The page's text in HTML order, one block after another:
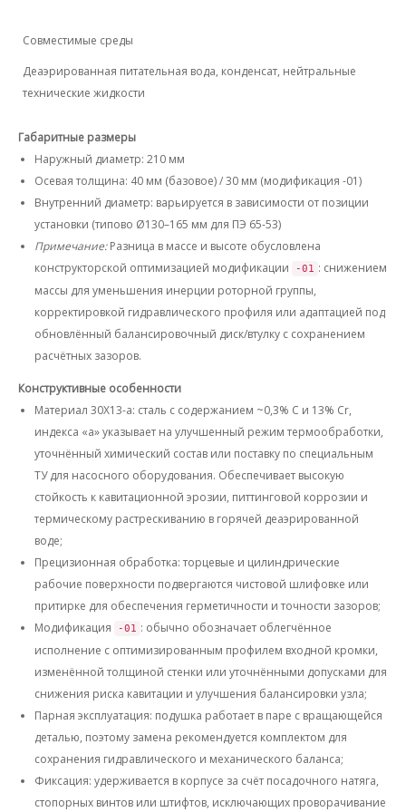
Совместимые среды
Деаэрированная питательная вода, конденсат, нейтральные
технические жидкости
Габаритные размеры
Наружный диаметр: 210 мм
Осевая толщина: 40 мм (базовое) / 30 мм (модификация -01)
Внутренний диаметр: варьируется в зависимости от позиции
установки (типово Ø130–165 мм для ПЭ 65-53)
Примечание:Разница в массе и высоте обусловлена
конструкторской оптимизацией модификации
-01 : снижением
массы для уменьшения инерции роторной группы,
корректировкой гидравлического профиля или адаптацией под
обновлённый балансировочный диск/втулку с сохранением
расчётных зазоров.
Конструктивные особенности
Материал 30Х13-а: сталь с содержанием ~0,3% С и 13% Cr,
индекса «а» указывает на улучшенный режим термообработки,
уточнённый химический состав или поставку по специальным
ТУ для насосного оборудования. Обеспечивает высокую
стойкость к кавитационной эрозии, питтинговой коррозии и
термическому растрескиванию в горячей деаэрированной
воде;
Прецизионная обработка: торцевые и цилиндрические
рабочие поверхности подвергаются чистовой шлифовке или
притирке для обеспечения герметичности и точности зазоров;
Модификация
-01 : обычно обозначает облегчённое
исполнение с оптимизированным профилем входной кромки,
изменённой толщиной стенки или уточнёнными допусками для
снижения риска кавитации и улучшения балансировки узла;
Парная эксплуатация: подушка работает в паре с вращающейся
деталью, поэтому замена рекомендуется комплектом для
сохранения гидравлического и механического баланса;
Фиксация: удерживается в корпусе за счёт посадочного натяга,
стопорных винтов или штифтов, исключающих проворачивание